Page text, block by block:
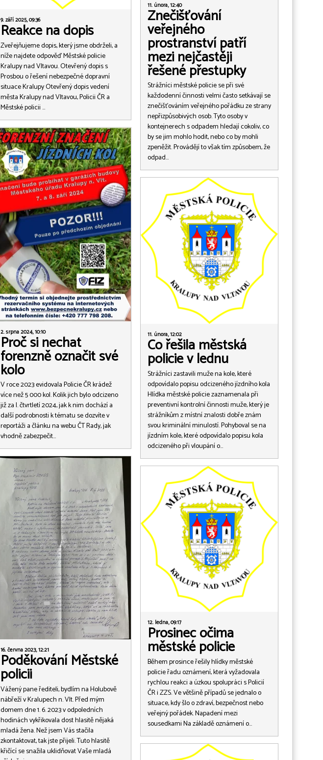
11. února, 12:40
Znečišťování
veřejného
prostranství patří
mezi nejčastěji
řešené přestupky
Strážníci městské policie se při své
každodenní činnosti velmi často setkávají se
znečišťováním veřejného pořádku ze strany
nepřizpůsobivých osob. Tyto osoby v
kontejnerech s odpadem hledají cokoliv, co
by se jim mohlo hodit, nebo co by mohli
zpeněžit. Provádějí to však tím způsobem, že
odpad…
11. února, 12:02
Co řešila městská
policie v lednu
Strážníci zastavili muže na kole, které
odpovídalo popisu odcizeného jízdního kola
Hlídka městské policie zaznamenala při
preventivní kontrolní činnosti muže, který je
strážníkům z místní znalosti dobře znám
svou kriminální minulostí. Pohyboval se na
jízdním kole, které odpovídalo popisu kola
odcizeného při vloupání o…
12. ledna, 09:17
Prosinec očima
městské policie
Během prosince řešily hlídky městské
policie řadu oznámení, která vyžadovala
rychlou reakci a úzkou spolupráci s Policií
ČR i ZZS. Ve většině případů se jednalo o
situace, kdy šlo o zdraví, bezpečnost nebo
veřejný pořádek. Napadení mezi
sousedkami Na základě oznámení o…
9. září 2025, 09:36
Reakce na dopis
Zveřejňujeme dopis, který jsme obdrželi, a
níže najdete odpověď Městské policie
Kralupy nad Vltavou. Otevřený dopis s
Prosbou o řešení nebezpečné dopravní
situace Kralupy Otevřený dopis vedení
města Kralupy nad Vltavou, Policii ČR a
Městské policii …
2. srpna 2024, 10:10
Proč si nechat
forenzně označit své
kolo
V roce 2023 evidovala Policie ČR krádež
více než 5 000 kol. Kolik jich bylo odcizeno
již za I. čtvrtletí 2024, jak k nim dochází a
další podrobnosti k tématu se dozvíte v
reportáži a článku na webu ČT Rady, jak
vhodně zabezpečit…
16. června 2023, 12:21
Poděkování Městské
policii
Vážený pane řediteli, bydlím na Holubově
nábřeží v Kralupech n. Vlt. Před mým
domem dne 1. 6. 2023 v odpoledních
hodinách vykřikovala dost hlasitě nějaká
mladá žena. Než jsem Vás stačila
zkontaktovat, tak jste přijeli. Tuto hlasitě
křičící se snažila uklidňovat Vaše mladá